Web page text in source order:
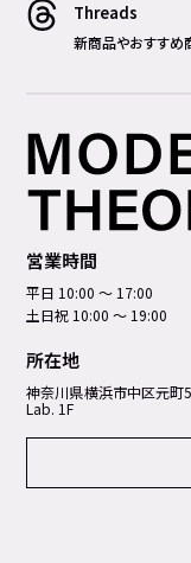
Threads
新商品やおすすめ
営業時間
平日 10:00 ～ 17:00
土日祝 10:00 ～ 19:00
所在地
神奈川県横浜市中区元町
Lab. 1F